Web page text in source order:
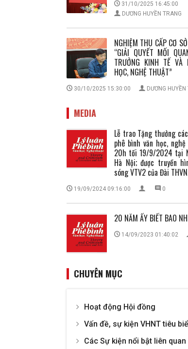
31/10/2025 16:45:00
DƯƠNG HUYỀN TRANG
NGHIỆM THU CẤP CƠ
“GIẢI QUYẾT MỐI
TRƯỞNG KINH TẾ VÀ
HỌC, NGHỆ THUẬT”
30/10/2025 15:30:00 DƯƠNG HUYỀN
MEDIA
Lễ trao Tặng thưởng
phê bình văn học,
20h tối 19/9/2024 tại
Hà Nội; được truyền
sóng VTV2 của Đài
19/09/2024 09:16:00 0
20 NĂM ẤY BIẾT BAO
14/09/2023 01:40:02
CHUYÊN MỤC
Hoạt động Hội đồng
Vấn đề, sự kiện VHNT tiêu
Các Sự kiện nổi bật liên quan